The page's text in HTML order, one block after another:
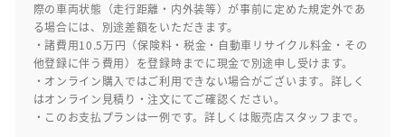
際の車両状態（走行距離・内外装等）が事前に定めた規定外であ
る場合には、別途差額をいただきます。
・諸費用10.5万円（保険料・税金・自動車リサイクル料金・その
他登録に伴う費用）を登録時までに現金で別途申し受けます。
・オンライン購入ではご利用できない場合がございます。詳しく
はオンライン見積り・注文にてご確認ください。
・このお支払プランは一例です。詳しくは販売店スタッフまで。